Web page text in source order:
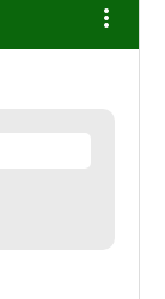
more_vert